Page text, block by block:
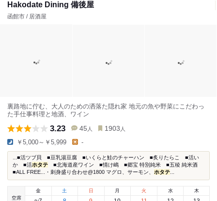
Hakodate Dining 備後屋
函館市 / 居酒屋
裏路地に佇む、大人のための洒落た隠れ家 地元の魚や野菜にこだわっ
た手仕事料理と地酒、ワイン
3.23 45 人 1903 人
￥5,000～￥5,999 -
...■活ツブ貝 ■豆乳湯豆腐 ■いくらと鮭のチャーハン ■炙りたらこ ■活い
か ■活ホタテ ■北海道産ワイン ■情け嶋 ■郷宝 特別純米 ■五稜 純米酒
■ALL FREE...・刺身盛り合わせ@1800 マグロ、サーモン、 ホタテ
空席
金
土 日 月 火 水 木